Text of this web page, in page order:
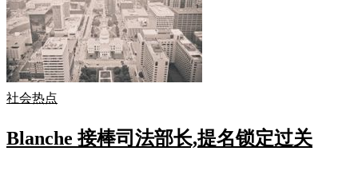
社会热点
Blanche 接棒司法部长,提名锁定过关